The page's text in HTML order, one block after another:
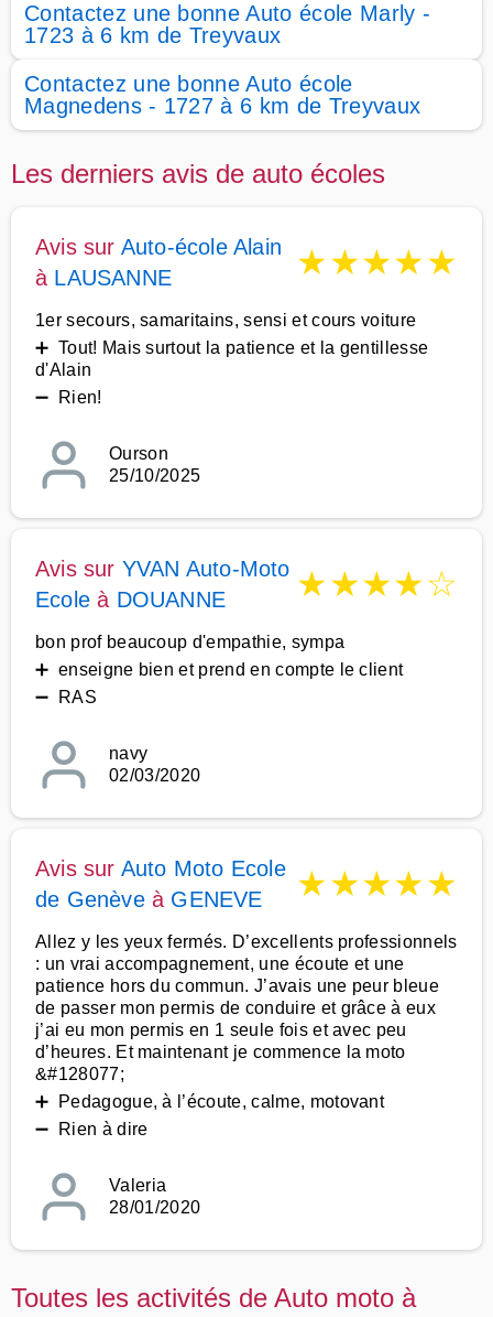
Contactez une bonne Auto école Marly -
1723 à 6 km de Treyvaux
Contactez une bonne Auto école
Magnedens - 1727 à 6 km de Treyvaux
Les derniers avis de auto écoles
Avis sur Auto-école Alain
à LAUSANNE ★★★★★
1er secours, samaritains, sensi et cours voiture
➕ Tout! Mais surtout la patience et la gentillesse
d'Alain
➖ Rien!
Ourson
25/10/2025
Avis sur YVAN Auto-Moto
Ecole à DOUANNE ★★★★☆
bon prof beaucoup d'empathie, sympa
➕ enseigne bien et prend en compte le client
➖ RAS
navy
02/03/2020
Avis sur Auto Moto Ecole
de Genèveà GENEVE ★★★★★
Allez y les yeux fermés. D’excellents professionnels
: un vrai accompagnement, une écoute et une
patience hors du commun. J’avais une peur bleue
de passer mon permis de conduire et grâce à eux
j’ai eu mon permis en 1 seule fois et avec peu
d’heures. Et maintenant je commence la moto
&#128077;
➕ Pedagogue, à l’écoute, calme, motovant
➖ Rien à dire
Valeria
28/01/2020
Toutes les activités de Auto moto à